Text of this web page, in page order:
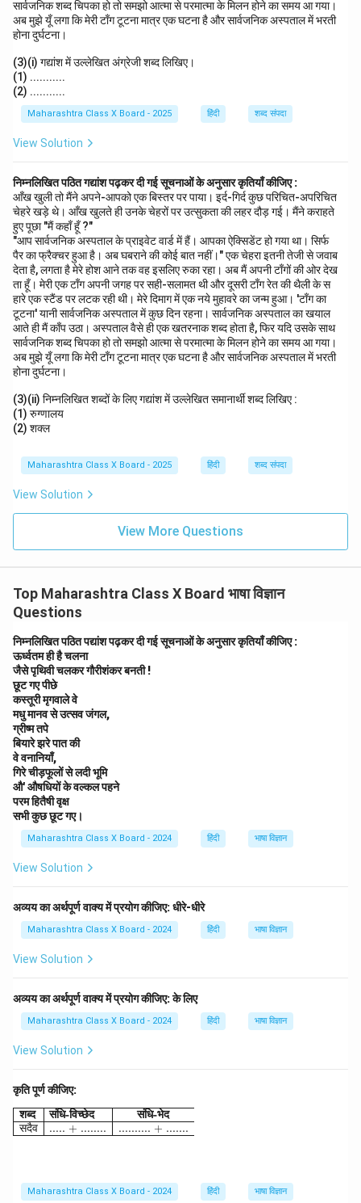
सार्वजनिक शब्द चिपका हो तो समझो आत्मा से परमात्मा के मिलन होने का समय आ गया।
अब मुझे यूँ लगा कि मेरी टाँग टूटना मात्र एक घटना है और सार्वजनिक अस्पताल में भरती
होना दुर्घटना।
(3)(i) गद्यांश में उल्लेखित अंग्रेजी शब्द लिखिए।
(1) ...........
(2) ...........
Maharashtra Class X Board - 2025 हिंदी शब्द संपदा
View Solution
निम्नलिखित पठित गद्यांश पढ़कर दी गई सूचनाओं के अनुसार कृतियाँ कीजिए :
आँख खुली तो मैंने अपने-आपको एक बिस्तर पर पाया। इर्द-गिर्द कुछ परिचित-अपरिचित
चेहरे खड़े थे। आँख खुलते ही उनके चेहरों पर उत्सुकता की लहर दौड़ गई। मैंने कराहते
हुए पूछा "मैं कहाँ हूँ ?"
"आप सार्वजनिक अस्पताल के प्राइवेट वार्ड में हैं। आपका ऐक्सिडेंट हो गया था। सिर्फ
पैर का फ्रैक्चर हुआ है। अब घबराने की कोई बात नहीं।" एक चेहरा इतनी तेजी से जवाब
देता है, लगता है मेरे होश आने तक वह इसलिए रुका रहा। अब मैं अपनी टाँगों की ओर देख
ता हूँ। मेरी एक टाँग अपनी जगह पर सही-सलामत थी और दूसरी टाँग रेत की थैली के स
हारे एक स्टैंड पर लटक रही थी। मेरे दिमाग में एक नये मुहावरे का जन्म हुआ। 'टाँग का
टूटना' यानी सार्वजनिक अस्पताल में कुछ दिन रहना। सार्वजनिक अस्पताल का खयाल
आते ही मैं काँप उठा। अस्पताल वैसे ही एक खतरनाक शब्द होता है, फिर यदि उसके साथ
सार्वजनिक शब्द चिपका हो तो समझो आत्मा से परमात्मा के मिलन होने का समय आ गया।
अब मुझे यूँ लगा कि मेरी टाँग टूटना मात्र एक घटना है और सार्वजनिक अस्पताल में भरती
होना दुर्घटना।
(3)(ii) निम्नलिखित शब्दों के लिए गद्यांश में उल्लेखित समानार्थी शब्द लिखिए :
(1) रुग्णालय
(2) शक्ल
Maharashtra Class X Board - 2025 हिंदी शब्द संपदा
View Solution
View More Questions
Top Maharashtra Class X Board भाषा विज्ञान
Questions
निम्नलिखित पठित पद्यांश पढ़कर दी गई सूचनाओं के अनुसार कृतियाँ कीजिए :
ऊर्ध्वतम ही है चलना
जैसे पृथिवी चलकर गौरीशंकर बनती !
छूट गए पीछे
कस्तूरी मृगवाले वे
मधु मानव से उत्सव जंगल,
ग्रीष्म तपे
बियारे झरे पात की
वे वनानियाँ,
गिरे चीड़फूलों से लदी भूमि
औ' औषधियों के वल्कल पहने
परम हितैषी वृक्ष
सभी कुछ छूट गए।
Maharashtra Class X Board - 2024 हिंदी भाषा विज्ञान
View Solution
अव्यय का अर्थपूर्ण वाक्य में प्रयोग कीजिए: धीरे-धीरे
Maharashtra Class X Board - 2024 हिंदी भाषा विज्ञान
View Solution
अव्यय का अर्थपूर्ण वाक्य में प्रयोग कीजिए: के लिए
Maharashtra Class X Board - 2024 हिंदी भाषा विज्ञान
View Solution
कृति पूर्ण कीजिए:
\begin{array}{|l|l|} \hline \textbf{शब्द} &
शब्द
सदैव
संधि-विच्छेद
..... + ........
संधि-भेद
.......... + .......
Maharashtra Class X Board - 2024 हिंदी भाषा विज्ञान